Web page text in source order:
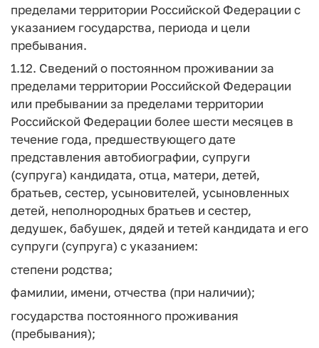
пределами территории Российской Федерации с
указанием государства, периода и цели
пребывания.
1.12. Сведений о постоянном проживании за
пределами территории Российской Федерации
или пребывании за пределами территории
Российской Федерации более шести месяцев в
течение года, предшествующего дате
представления автобиографии, супруги
(супруга) кандидата, отца, матери, детей,
братьев, сестер, усыновителей, усыновленных
детей, неполнородных братьев и сестер,
дедушек, бабушек, дядей и тетей кандидата и его
супруги (супруга) с указанием:
степени родства;
фамилии, имени, отчества (при наличии);
государства постоянного проживания
(пребывания);